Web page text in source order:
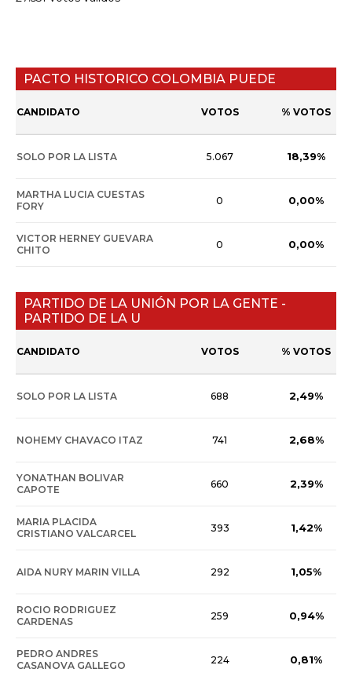
PACTO HISTORICO COLOMBIA PUEDE
CANDIDATO VOTOS % VOTOS
SOLO POR LA LISTA 5.067 18,39%
MARTHA LUCIA CUESTAS
FORY
0 0,00%
VICTOR HERNEY GUEVARA
CHITO
0 0,00%
PARTIDO DE LA UNIÓN POR LA GENTE -
PARTIDO DE LA U
CANDIDATO VOTOS % VOTOS
SOLO POR LA LISTA 688 2,49%
NOHEMY CHAVACO ITAZ 741 2,68%
YONATHAN BOLIVAR
CAPOTE
660 2,39%
MARIA PLACIDA
CRISTIANO VALCARCEL
393 1,42%
AIDA NURY MARIN VILLA 292 1,05%
ROCIO RODRIGUEZ
CARDENAS
259 0,94%
PEDRO ANDRES
CASANOVA GALLEGO
224 0,81%